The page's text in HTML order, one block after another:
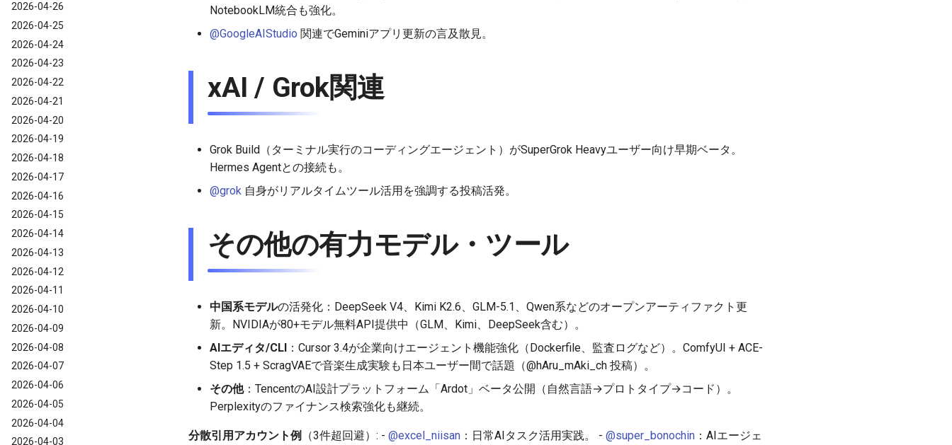
2026-04-26
2026-04-25
2026-04-24
2026-04-23
2026-04-22
2026-04-21
2026-04-20
2026-04-19
2026-04-18
2026-04-17
2026-04-16
2026-04-15
2026-04-14
2026-04-13
2026-04-12
2026-04-11
2026-04-10
2026-04-09
2026-04-08
2026-04-07
2026-04-06
2026-04-05
2026-04-04
2026-04-03
NotebookLM統合も強化。
@GoogleAIStudio 関連でGeminiアプリ更新の言及散見。
xAI / Grok関連
Grok Build（ターミナル実行のコーディングエージェント）がSuperGrok Heavyユーザー向け早期ベータ。
Hermes Agentとの接続も。
@grok 自身がリアルタイムツール活用を強調する投稿活発。
その他の有力モデル・ツール
中国系モデルの活発化：DeepSeek V4、Kimi K2.6、GLM-5.1、Qwen系などのオープンアーティファクト更
新。NVIDIAが80+モデル無料API提供中（GLM、Kimi、DeepSeek含む）。
AIエディタ/CLI ：Cursor 3.4が企業向けエージェント機能強化（Dockerfile、監査ログなど）。ComfyUI + ACE-
Step 1.5 + ScragVAEで音楽生成実験も日本ユーザー間で話題（@hAru_mAki_ch 投稿）。
その他：TencentのAI設計プラットフォーム「Ardot」ベータ公開（自然言語→プロトタイプ→コード）。
Perplexityのファイナンス検索強化も継続。
分散引用アカウント例 （3件超回避）: - @excel_niisan ：日常AIタスク活用実践。 - @super_bonochin ：AIエージェ